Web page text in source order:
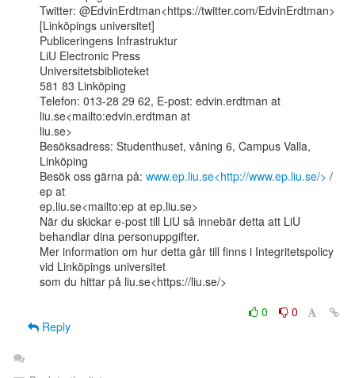
Twitter: @EdvinErdtman<https://twitter.com/EdvinErdtman>
[Linköpings universitet]
Publiceringens Infrastruktur
LiU Electronic Press
Universitetsbiblioteket
581 83 Linköping
Telefon: 013-28 29 62, E-post: edvin.erdtman at
liu.se<mailto:edvin.erdtman at
liu.se>
Besöksadress: Studenthuset, våning 6, Campus Valla,
Linköping
Besök oss gärna på: www.ep.liu.se<http://www.ep.liu.se/> /
ep at
ep.liu.se<mailto:ep at ep.liu.se>
När du skickar e-post till LiU så innebär detta att LiU
behandlar dina personuppgifter.
Mer information om hur detta går till finns i Integritetspolicy
vid Linköpings universitet
som du hittar på liu.se<https://liu.se/>
0
0
Reply